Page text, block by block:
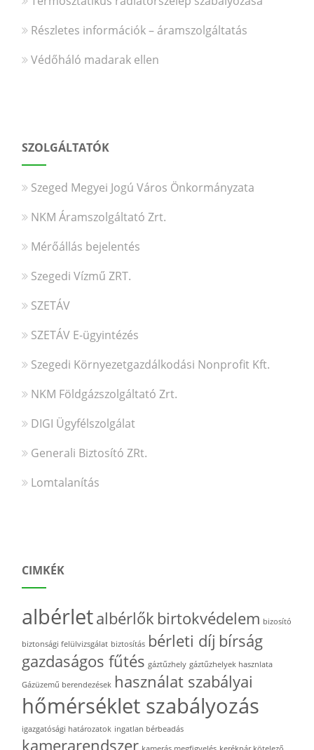
Részletes információk – áramszolgáltatás
Védőháló madarak ellen
SZOLGÁLTATÓK
Szeged Megyei Jogú Város Önkormányzata
NKM Áramszolgáltató Zrt.
Mérőállás bejelentés
Szegedi Vízmű ZRT.
SZETÁV
SZETÁV E-ügyintézés
Szegedi Környezetgazdálkodási Nonprofit Kft.
NKM Földgázszolgáltató Zrt.
DIGI Ügyfélszolgálat
Generali Biztosító ZRt.
Lomtalanítás
CIMKÉK
albérletalbérlők birtokvédelem bizosító
biztonsági felülvizsgálat biztosítás bérleti díj bírság
gazdaságos fűtés gáztűzhely gáztűzhelyek hasznlata
Gázüzemű berendezések használat szabályai
hőmérséklet szabályozás
igazgatósági határozatok ingatlan bérbeadás
kamerarendszer